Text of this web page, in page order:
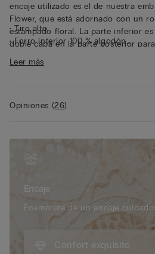
encaje utilizado es el de nuestra
Flower, que está adornado con un
estampado floral. La parte inferior
doble capa en la parte posterior
perfectamente sin dejar marcas.
• Tiro alto
• Forro interior 100 % algodón
• La modelo mide 175 cm y lleva la
Leer más
Opiniones (26)
Encaje
Enamórate de un encaje
Confort exquisito